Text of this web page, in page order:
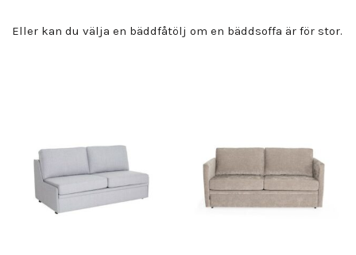
Eller kan du välja en bäddfåtölj om en bäddsoffa är för stor.